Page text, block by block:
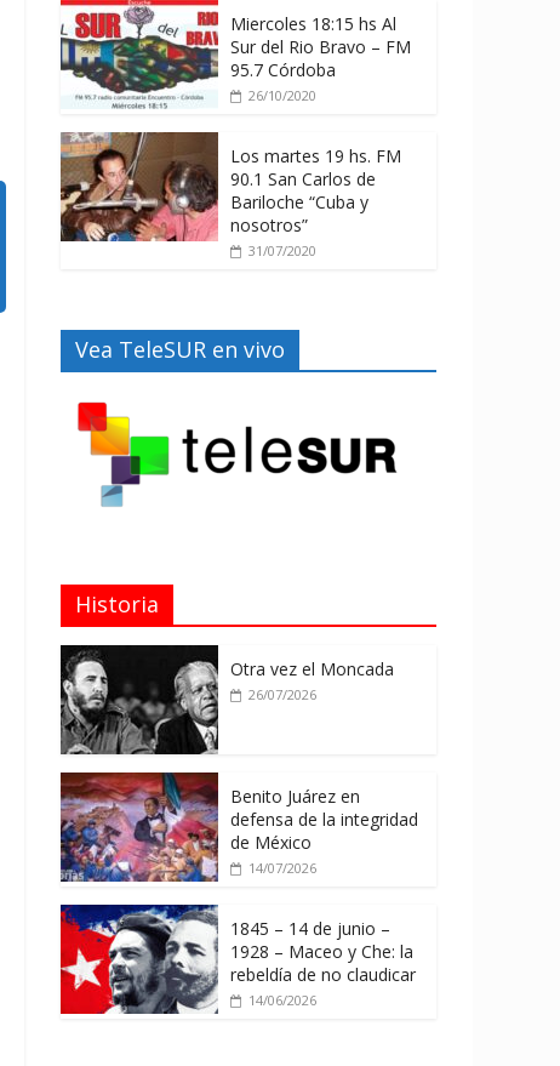
Miercoles 18:15 hs Al
Sur del Rio Bravo – FM
95.7 Córdoba
26/10/2020
Los martes 19 hs. FM
90.1 San Carlos de
Bariloche “Cuba y
nosotros”
31/07/2020
Vea TeleSUR en vivo
Historia
Otra vez el Moncada
26/07/2026
Benito Juárez en
defensa de la integridad
de México
14/07/2026
1845 – 14 de junio –
1928 – Maceo y Che: la
rebeldía de no claudicar
14/06/2026